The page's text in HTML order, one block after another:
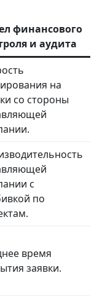
финансового
и аудита
на
со стороны
с
по
время
заявки.